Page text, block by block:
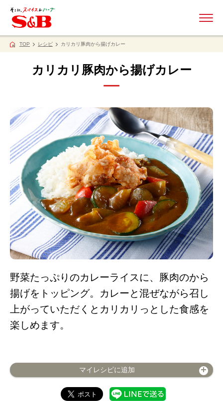
TOP レシピ カリカリ豚肉から揚げカレー
カリカリ豚肉から揚げカレー
野菜たっぷりのカレーライスに、豚肉のから
揚げをトッピング。カレーと混ぜながら召し
上がっていただくとカリカリっとした食感を
楽しめます。
マイレシピに追加